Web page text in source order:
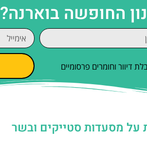
החופשה בוארנה?
דיוור וחומרים פרסומיים
על מסעדות סטייקים ובשר